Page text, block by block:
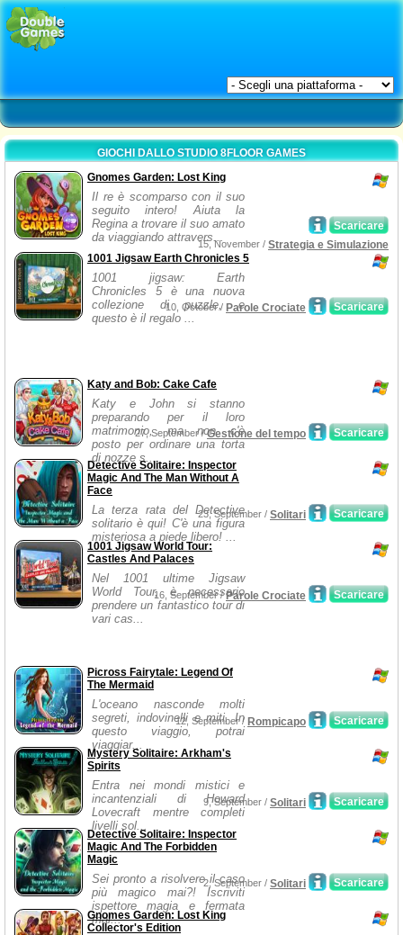
GIOCHI DALLO STUDIO 8FLOOR GAMES
Gnomes Garden: Lost King
Il re è scomparso con il suo
seguito intero! Aiuta la
Regina a trovare il suo amato
da viaggiando attravers...
Scaricare
15, November / Strategia e Simulazione
1001 Jigsaw Earth Chronicles 5
1001 jigsaw: Earth
Chronicles 5 è una nuova
collezione di puzzle, e
questo è il regalo ...
Scaricare
10, October / Parole Crociate
Katy and Bob: Cake Cafe
Katy e John si stanno
preparando per il loro
matrimonio, ma non c'è
posto per ordinare una torta
di nozze s...
Scaricare
27, September /Gestione del tempo
Detective Solitaire: Inspector
Magic And The Man Without A
Face
La terza rata del Detective
solitario è qui! C'è una figura
misteriosa a piede libero! ...
Scaricare
23, September / Solitari
1001 Jigsaw World Tour:
Castles And Palaces
Nel 1001 ultime Jigsaw
World Tour, è necessario
prendere un fantastico tour di
vari cas...
Scaricare
16, September /Parole Crociate
Picross Fairytale: Legend Of
The Mermaid
L'oceano nasconde molti
segreti, indovinelli e miti. In
questo viaggio, potrai
viaggiar...
Scaricare
12, September / Rompicapo
Mystery Solitaire: Arkham's
Spirits
Entra nei mondi mistici e
incantenziali di Howard
Lovecraft mentre completi
livelli sol...
Scaricare
9, September / Solitari
Detective Solitaire: Inspector
Magic And The Forbidden
Magic
Sei pronto a risolvere il caso
più magico mai?! Iscriviti
ispettore magia e fermata
mal...
Scaricare
2, September / Solitari
Gnomes Garden: Lost King
Collector's Edition